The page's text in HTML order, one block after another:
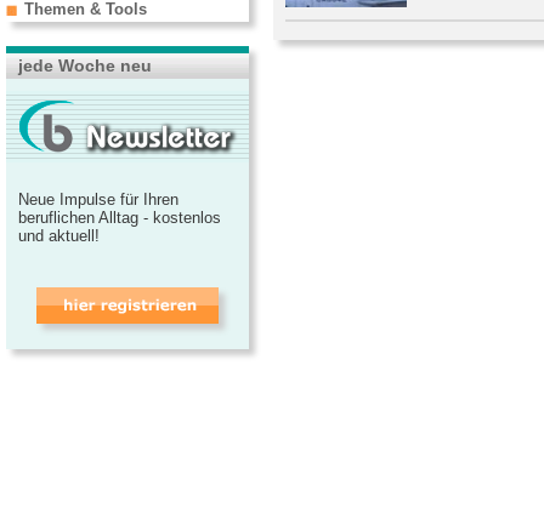
Themen & Tools
jede Woche neu
Neue Impulse für Ihren
beruflichen Alltag - kostenlos
und aktuell!